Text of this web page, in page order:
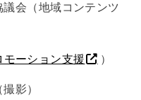
会（地域コンテンツ
モーション支援 ）
影）